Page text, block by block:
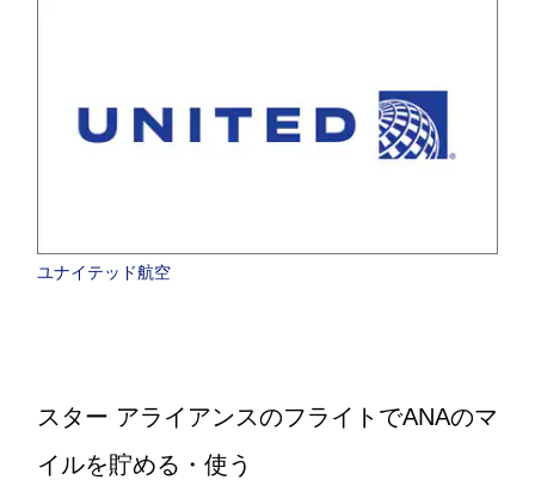
ユナイテッド航空
スター アライアンスのフライトでANAのマ
イルを貯める・使う